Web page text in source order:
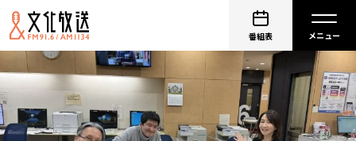
番組表